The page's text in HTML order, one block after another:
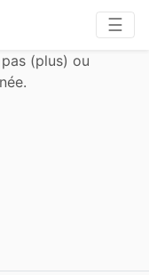
☰
(plus) ou